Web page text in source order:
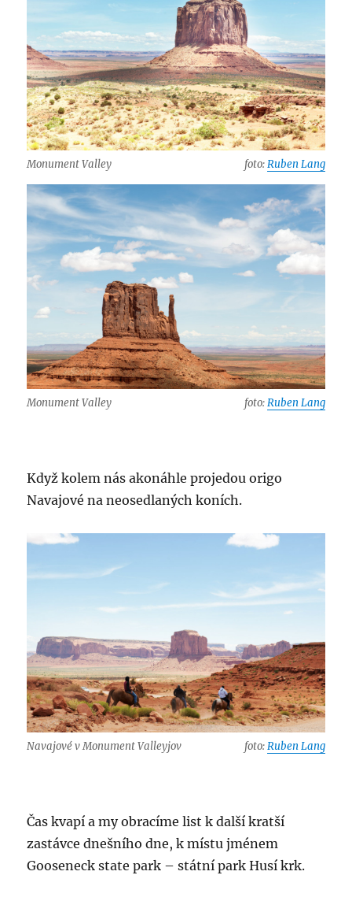
Monument Valley foto:Ruben Lang
Monument Valley foto:Ruben Lang
Když kolem nás akonáhle projedou origo
Navajové na neosedlaných koních.
Navajové v Monument Valleyjov foto:Ruben Lang
Čas kvapí a my obracíme list k další kratší
zastávce dnešního dne, k místu jménem
Gooseneck state park – státní park Husí krk.